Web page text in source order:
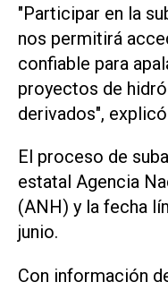
"Participar en la
nos permitirá
confiable para
proyectos de
derivados",
El proceso de
estatal Agencia
(ANH) y la fecha
junio.
Con información